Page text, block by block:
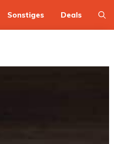
Sonstiges Deals